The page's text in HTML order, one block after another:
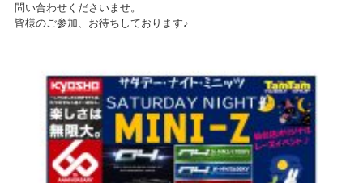
問い合わせくださいませ。
皆様のご参加、お待ちしております♪